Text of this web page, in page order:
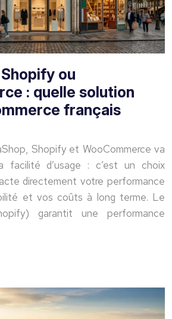
ou
: quelle solution
français
Shopify et WooCommerce va
facilité d’usage : c’est un choix
directement votre performance
et vos coûts à long terme. Le
garantit une performance